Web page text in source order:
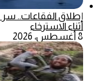
إطلاق الفقاعات.. سر
أثناء الاسترخاء
8 أغسطس، 2026